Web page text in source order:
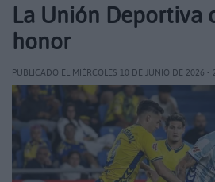
La Unión Deportiva
honor
PUBLICADO EL MIÉRCOLES 10 DE JUNIO DE 2026 -